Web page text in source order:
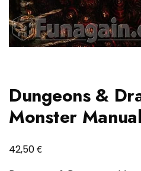
Dungeons &
Monster
42,50€